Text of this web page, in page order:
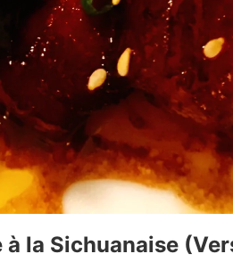
à la Sichuanaise